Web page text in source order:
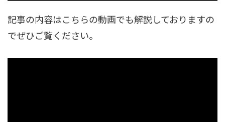
記事の内容はこちらの動画でも解説しておりますの
でぜひご覧ください。